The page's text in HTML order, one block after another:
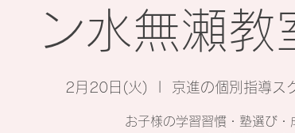
ン水無瀬
2月20日(火) 京進の個別指導ス
お子様の学習習慣・塾選び